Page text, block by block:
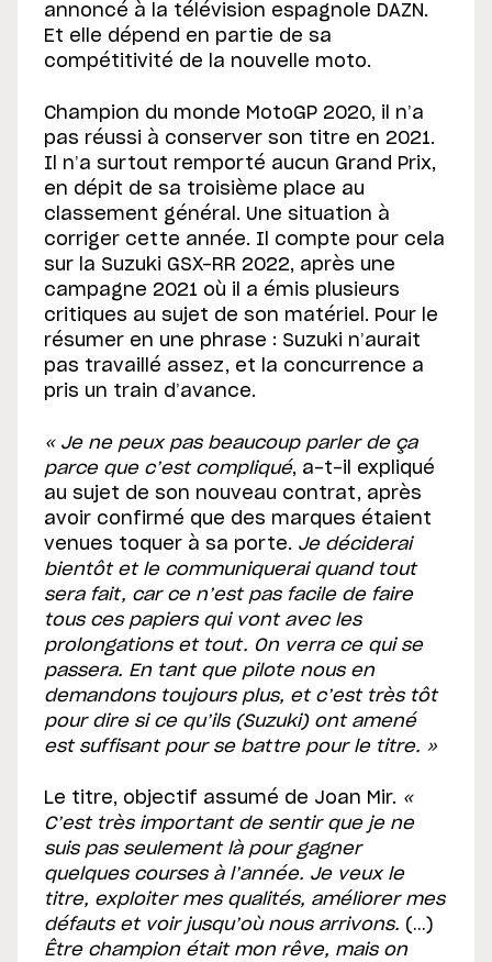
annoncé à la télévision espagnole DAZN.
Et elle dépend en partie de sa
compétitivité de la nouvelle moto.
Champion du monde MotoGP 2020, il n’a
pas réussi à conserver son titre en 2021.
Il n’a surtout remporté aucun Grand Prix,
en dépit de sa troisième place au
classement général. Une situation à
corriger cette année. Il compte pour cela
sur la Suzuki GSX-RR 2022, après une
campagne 2021 où il a émis plusieurs
critiques au sujet de son matériel. Pour le
résumer en une phrase : Suzuki n’aurait
pas travaillé assez, et la concurrence a
pris un train d’avance.
« Je ne peux pas beaucoup parler de ça
parce que c’est compliqué, a-t-il expliqué
au sujet de son nouveau contrat, après
avoir confirmé que des marques étaient
venues toquer à sa porte. Je déciderai
bientôt et le communiquerai quand tout
sera fait, car ce n’est pas facile de faire
tous ces papiers qui vont avec les
prolongations et tout. On verra ce qui se
passera. En tant que pilote nous en
demandons toujours plus, et c’est très tôt
pour dire si ce qu’ils (Suzuki) ont amené
est suffisant pour se battre pour le titre. »
Le titre, objectif assumé de Joan Mir. «
C’est très important de sentir que je ne
suis pas seulement là pour gagner
quelques courses à l’année. Je veux le
titre, exploiter mes qualités, améliorer mes
défauts et voir jusqu’où nous arrivons. (…)
Être champion était mon rêve, mais on